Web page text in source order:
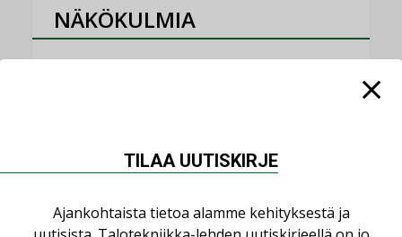
NÄKÖKULMIA
Yli miljoona kotia on vailla toimivaa
ilmanvaihtoa
TILAA UUTISKIRJE
Ajankohtaista tietoa alamme kehityksestä ja